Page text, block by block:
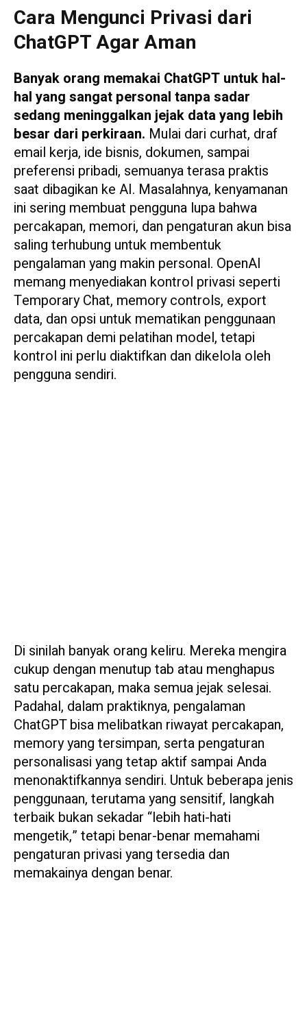
Cara Mengunci Privasi dari
ChatGPT Agar Aman
Banyak orang memakai ChatGPT untuk hal-
hal yang sangat personal tanpa sadar
sedang meninggalkan jejak data yang lebih
besar dari perkiraan. Mulai dari curhat, draf
email kerja, ide bisnis, dokumen, sampai
preferensi pribadi, semuanya terasa praktis
saat dibagikan ke AI. Masalahnya, kenyamanan
ini sering membuat pengguna lupa bahwa
percakapan, memori, dan pengaturan akun bisa
saling terhubung untuk membentuk
pengalaman yang makin personal. OpenAI
memang menyediakan kontrol privasi seperti
Temporary Chat, memory controls, export
data, dan opsi untuk mematikan penggunaan
percakapan demi pelatihan model, tetapi
kontrol ini perlu diaktifkan dan dikelola oleh
pengguna sendiri.
Di sinilah banyak orang keliru. Mereka mengira
cukup dengan menutup tab atau menghapus
satu percakapan, maka semua jejak selesai.
Padahal, dalam praktiknya, pengalaman
ChatGPT bisa melibatkan riwayat percakapan,
memory yang tersimpan, serta pengaturan
personalisasi yang tetap aktif sampai Anda
menonaktifkannya sendiri. Untuk beberapa jenis
penggunaan, terutama yang sensitif, langkah
terbaik bukan sekadar “lebih hati-hati
mengetik,” tetapi benar-benar memahami
pengaturan privasi yang tersedia dan
memakainya dengan benar.